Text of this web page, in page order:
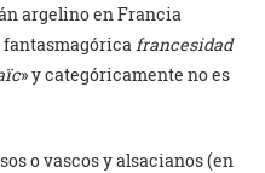
argelino en Francia
francesidad
» y categóricamente no es
o vascos y alsacianos (en